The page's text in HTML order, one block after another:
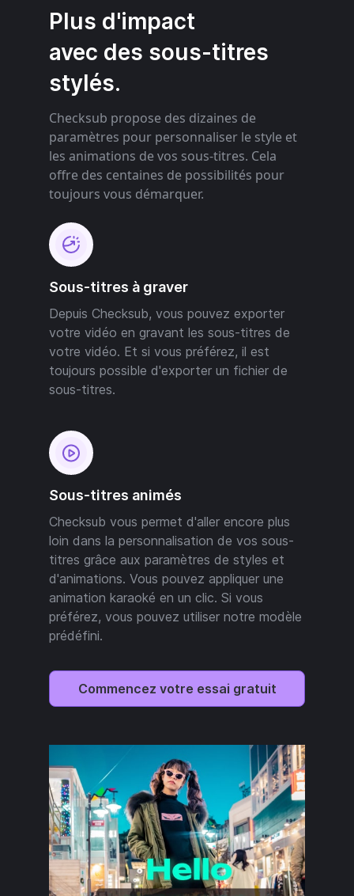
Plus d'impact
avec des sous-titres
stylés.
Checksub propose des dizaines de
paramètres pour personnaliser le style et
les animations de vos sous-titres. Cela
offre des centaines de possibilités pour
toujours vous démarquer.
Sous-titres à graver
Depuis Checksub, vous pouvez exporter
votre vidéo en gravant les sous-titres de
votre vidéo. Et si vous préférez, il est
toujours possible d'exporter un fichier de
sous-titres.
Sous-titres animés
Checksub vous permet d'aller encore plus
loin dans la personnalisation de vos sous-
titres grâce aux paramètres de styles et
d'animations. Vous pouvez appliquer une
animation karaoké en un clic. Si vous
préférez, vous pouvez utiliser notre modèle
prédéfini.
Commencez votre essai gratuit